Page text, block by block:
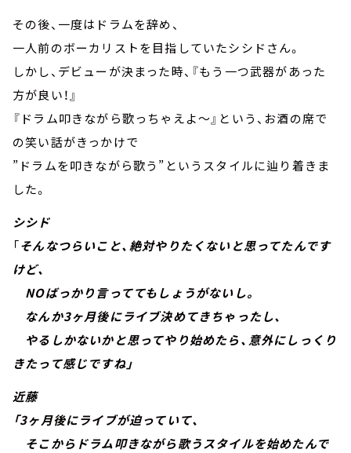
その後、一度はドラムを辞め、
一人前のボーカリストを目指していたシシドさん。
しかし、デビューが決まった時、『もう一つ武器があった
方が良い！』
『ドラム叩きながら歌っちゃえよ～』という、お酒の席で
の笑い話がきっかけで
”ドラムを叩きながら歌う”というスタイルに辿り着きま
した。
シシド
「そんなつらいこと、絶対やりたくないと思ってたんです
けど、
NOばっかり言っててもしょうがないし。
なんか3ヶ月後にライブ決めてきちゃったし、
やるしかないかと思ってやり始めたら、意外にしっくり
きたって感じですね」
近藤
「3ヶ月後にライブが迫っていて、
そこからドラム叩きながら歌うスタイルを始めたんで